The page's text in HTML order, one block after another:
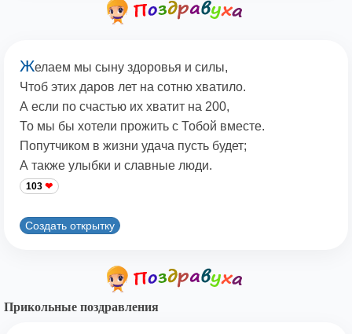
Желаем мы сыну здоровья и силы,
Чтоб этих даров лет на сотню хватило.
А если по счастью их хватит на 200,
То мы бы хотели прожить с Тобой вместе.
Попутчиком в жизни удача пусть будет;
А также улыбки и славные люди.
103
Создать открытку
Прикольные поздравления